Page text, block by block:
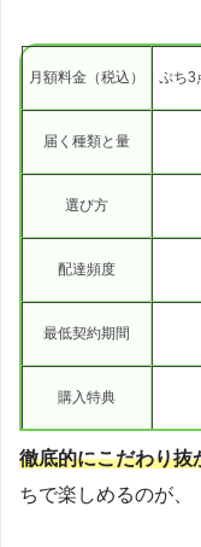
月額料金（税込） ぷち3
届く種類と量
選び方
配達頻度
最低契約期間
購入特典
徹底的にこだわり抜
ちで楽しめるのが、